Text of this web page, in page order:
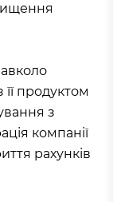
продуктом
з
компанії
рахунків